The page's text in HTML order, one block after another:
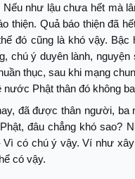
Nếu như lậu chưa hết mà
thiện. Quả báo thiện đã
đó cũng là khó vậy. Bậc
chú ý duyên lành,
thục, sau khi mạng
nước Phật thân đó không
đã được thân người, ba
đâu chẳng khó sao?
có chú ý vậy. Ví như
có vậy.